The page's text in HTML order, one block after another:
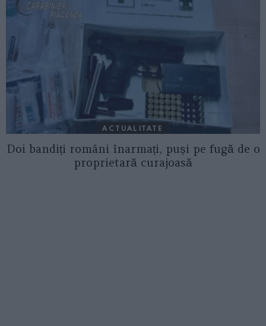
ACTUALITATE
Doi bandiți români înarmați, puși pe fugă de o
proprietară curajoasă